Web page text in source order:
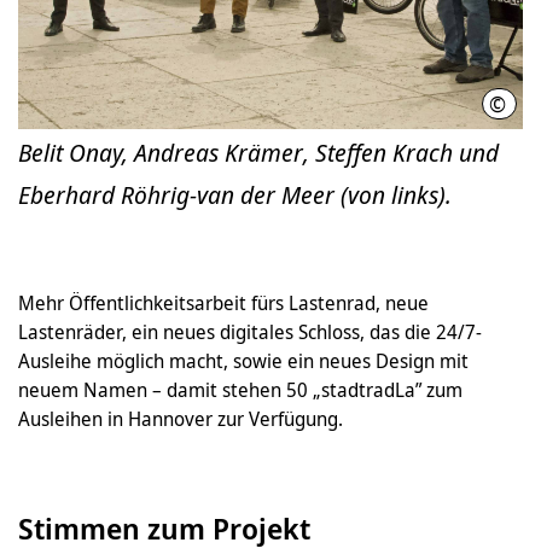
©
Belit Onay, Andreas Krämer, Steffen Krach und
Eberhard Röhrig-van der Meer (von links).
Mehr Öffentlichkeitsarbeit fürs Lastenrad, neue
Lastenräder, ein neues digitales Schloss, das die 24/7-
Ausleihe möglich macht, sowie ein neues Design mit
neuem Namen – damit stehen 50 „stadtradLa” zum
Ausleihen in Hannover zur Verfügung.
Stimmen zum Projekt